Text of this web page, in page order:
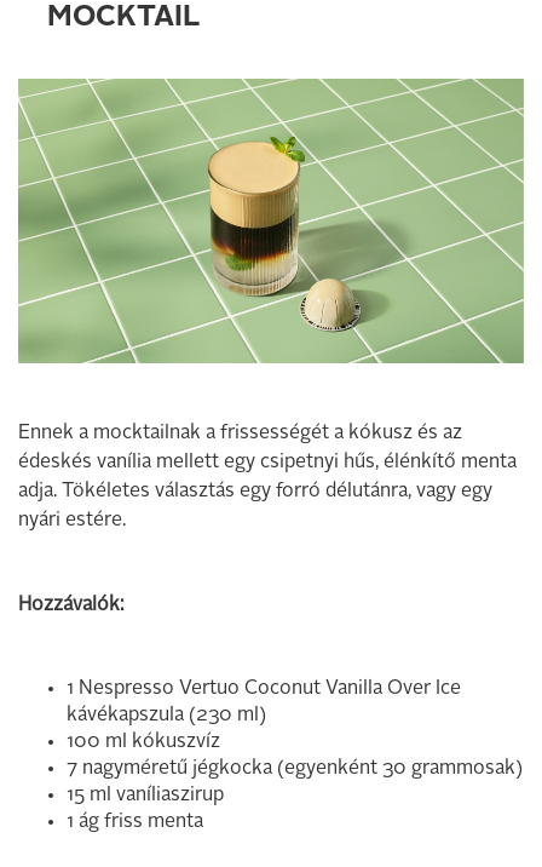
MOCKTAIL
Ennek a mocktailnak a frissességét a kókusz és az
édeskés vanília mellett egy csipetnyi hűs, élénkítő menta
adja. Tökéletes választás egy forró délutánra, vagy egy
nyári estére.
Hozzávalók:
1 Nespresso Vertuo Coconut Vanilla Over Ice
kávékapszula (230 ml)
100 ml kókuszvíz
7 nagyméretű jégkocka (egyenként 30 grammosak)
15 ml vaníliaszirup
1 ág friss menta